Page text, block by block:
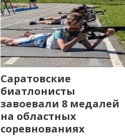
Саратовские
биатлонисты
завоевали 8 медалей
на областных
соревнованиях